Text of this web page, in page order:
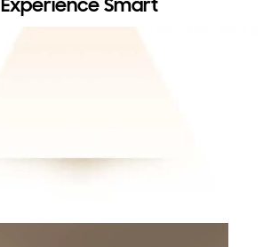
Expérience Smart